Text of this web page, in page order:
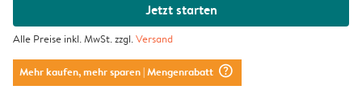
Jetzt starten
Alle Preise inkl. MwSt. zzgl.Versand
Mehr kaufen, mehr sparen| Mengenrabatt question_mark_circle